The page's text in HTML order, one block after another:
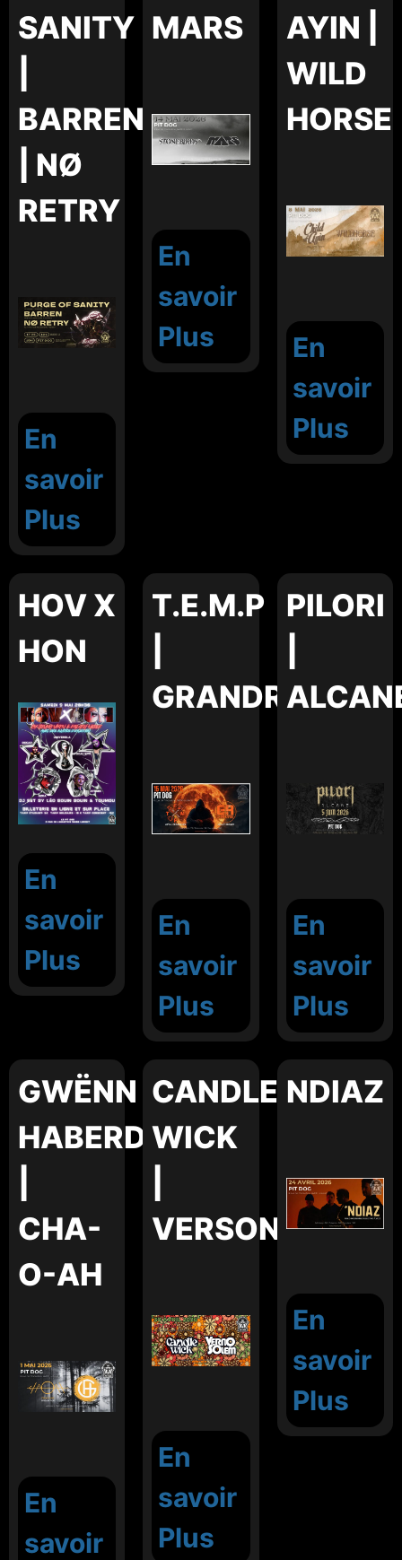
SANITY
BARREN
| NØ
RETRY
En
savoir
Plus
MARS
En
savoir
Plus
AYIN |
WILD
HORSE
En
savoir
Plus
HOV X
HON
En
savoir
Plus
T.E.M.P
GRANDRAPIDE
En
savoir
Plus
PILORI
En
savoir
Plus
GWËNN
HABERDASHER
CHA-
O-AH
En
savoir
CANDLE
WICK
VERSONOLEM
En
savoir
Plus
NDIAZ
En
savoir
Plus